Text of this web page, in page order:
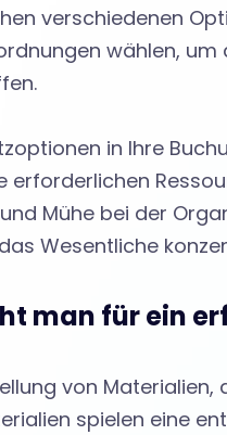
verschiedenen
wählen, um
in Ihre
erforderlichen
Mühe bei der
Wesentliche
man für ein
von Materialien,
spielen eine